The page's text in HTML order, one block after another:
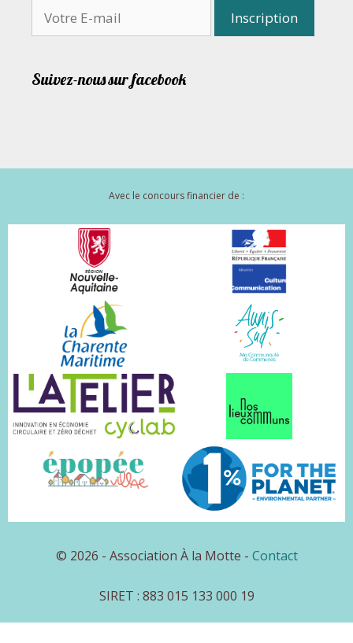
Suivez-nous sur facebook
Avec le concours financier de :
© 2026 - Association À la Motte - Contact
SIRET : 883 015 133 000 19